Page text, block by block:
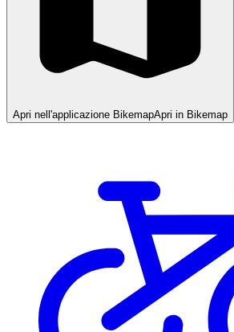
Apri nell'applicazione BikemapApri in Bikemap